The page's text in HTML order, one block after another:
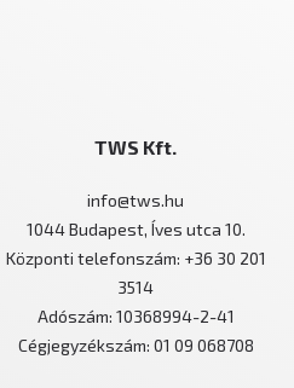
TWS Kft.
info@tws.hu
1044 Budapest, Íves utca 10.
Központi telefonszám: +36 30 201
3514
Adószám: 10368994-2-41
Cégjegyzékszám: 01 09 068708